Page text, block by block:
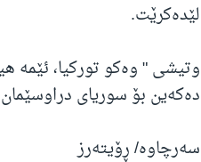
لێدەکرێت.
وتیشی " وەکو تورکیا، ئێمە
دەکەین بۆ سوریای دراوسێمان کە ماوەی 13 ساڵە
سەرچاوە/ ڕۆیتەرز